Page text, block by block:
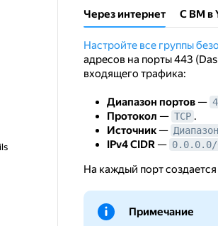
Через интернет С ВМ в
Настройте все группы
адресов на порты 443
входящего трафика:
Диапазон портов—
Протокол — TCP .
Источник—
IPv4 CIDR— 0.0.0.0/
На каждый порт
Примечание